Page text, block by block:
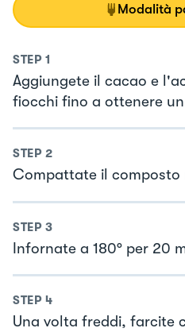
Modalità
STEP 1
Aggiungete il cacao e
fiocchi fino a ottenere
STEP 2
Compattate il
STEP 3
Infornate a 180° per 20
STEP 4
Una volta freddi, farcite